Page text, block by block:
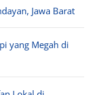
Jawa Barat
yang Megah di